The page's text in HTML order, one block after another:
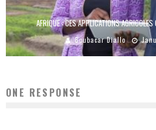
AFRIQUE : CES APPLICATIONS
Boubacar Diallo
ONE RESPONSE